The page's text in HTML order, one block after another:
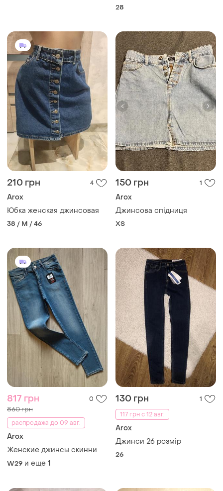
28
210 грн 4
Arox
Юбка женская джинсовая
38 / M / 46
150 грн 1
Arox
Джинсова спідниця
ХS
817 грн 0
860 грн
распродажа до 09 авг.
Arox
Женские джинсы скинни
W29 и еще 1
130 грн
1
117 грн с 12 авг.
Arox
Джинси 26 розмір
26